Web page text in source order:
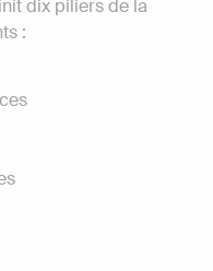
dix piliers de la
: